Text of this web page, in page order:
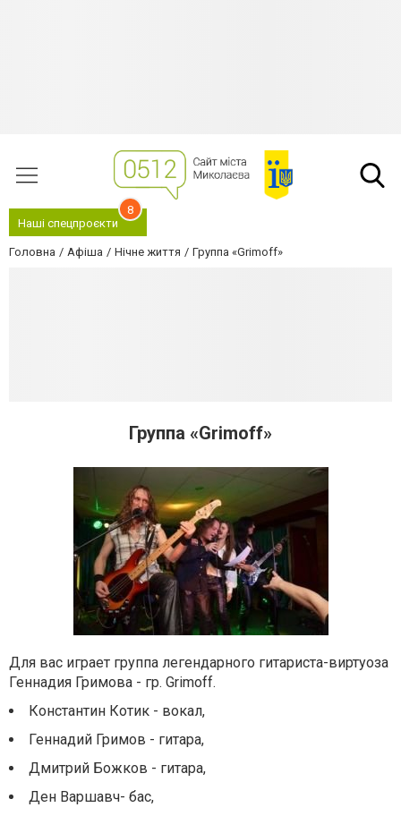
Наші спецпроєкти
8
Головна Афіша Нічне життя Группа «Grimoff»
Группа «Grimoff»
Для вас играет группа легендарного гитариста-виртуоза
Геннадия Гримова - гр. Grimoff.
Константин Котик - вокал,
Геннадий Гримов - гитара,
Дмитрий Божков - гитара,
Ден Варшавч- бас,